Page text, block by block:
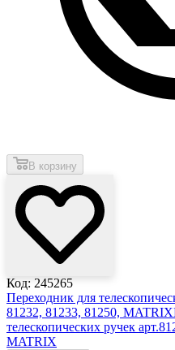
В корзину
Код: 245265
Переходник для
81232, 81233, 81250, MATRIX
телескопических ручек
MATRIX